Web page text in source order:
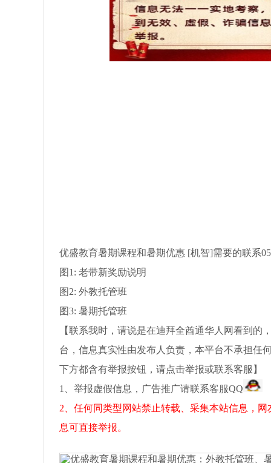
优盛教育暑期课程和暑期优惠 [机智]需要的联系
图1: 老带新奖励说明
图2: 外教托管班
图3: 暑期托管班
【联系我时，请说是在迪拜全酋通华人网看到
台，信息真实性由发布人负责，本平台不承担任
下方都含有举报按钮，请点击举报或联系客服】
1、举报虚假信息，广告推广请联系客服QQ
2、任何同类型网站禁止转载、采集本站信息，
息可直接举报。